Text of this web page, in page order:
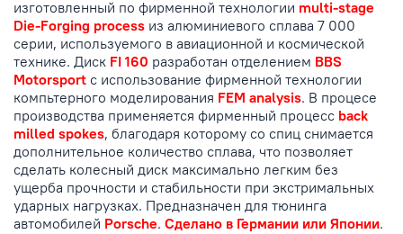
изготовленный по фирменной технологии multi-stage
Die-Forging process из алюминиевого сплава 7 000
серии, используемого в авиационной и космической
технике. Диск FI 160 разработан отделением BBS
Motorsport с использование фирменной технологии
компьтерного моделирования FEM analysis. В процесе
производства применяется фирменный процесс back
milled spokes, благодаря которому со спиц снимается
дополнительное количество сплава, что позволяет
сделать колесный диск максимально легким без
ущерба прочности и стабильности при экстримальных
ударных нагрузках. Предназначен для тюнинга
автомобилей Porsche. Сделано в Германии или Японии.